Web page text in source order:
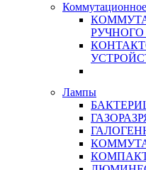
Лампы